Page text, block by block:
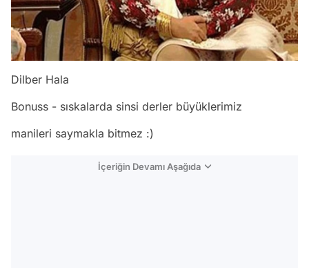
Dilber Hala
Bonuss - sıskalarda sinsi derler büyüklerimiz
manileri saymakla bitmez :)
İçeriğin Devamı Aşağıda